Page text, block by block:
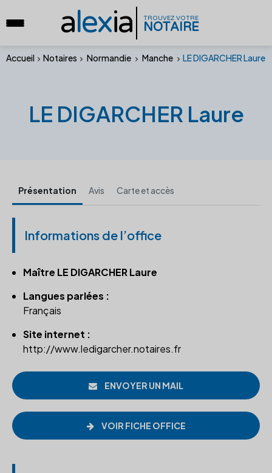
alexia TROUVEZ VOTRE
NOTAIRE
Accueil Notaires Normandie Manche LE DIGARCHER Laure
LE DIGARCHER Laure
Présentation Avis Carte et accès
Informations de l’office
Maître LE DIGARCHER Laure
Langues parlées :
Français
Site internet :
http://www.ledigarcher.notaires.fr
ENVOYER UN MAIL
VOIR FICHE OFFICE